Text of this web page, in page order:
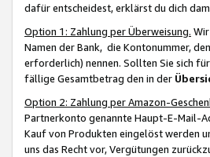
dafür entscheidest, erklärst du dich
Option 1: Zahlung per Überweisung.
Namen der Bank, die Kontonummer,
erforderlich) nennen. Sollten Sie sich
fällige Gesamtbetrag den in der
Option 2: Zahlung per Amazon-
Partnerkonto genannte Haupt-E-Mail-
Kauf von Produkten eingelöst werden
uns das Recht vor, Vergütungen